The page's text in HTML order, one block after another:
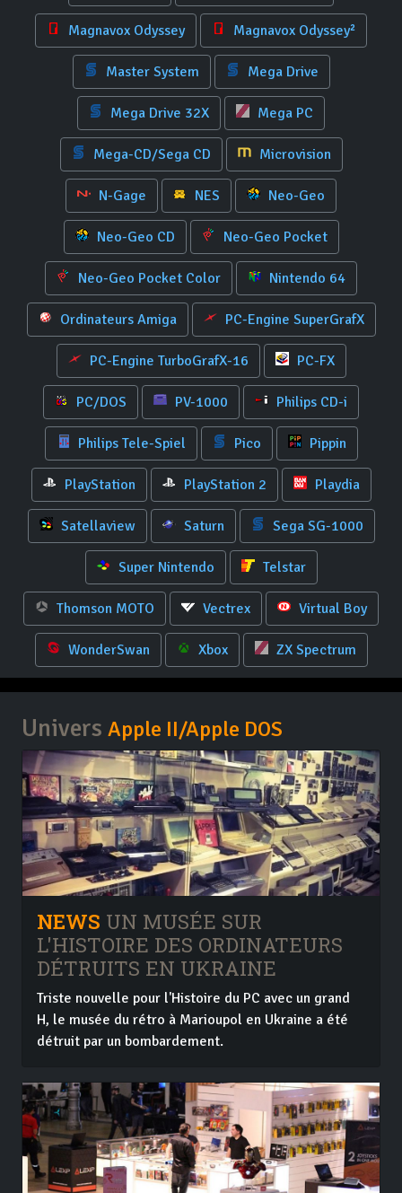
Magnavox Odyssey Magnavox Odyssey²
Master System Mega Drive
Mega Drive 32X Mega PC
Mega-CD/Sega CD Microvision
N-Gage NES Neo-Geo
Neo-Geo CD Neo-Geo Pocket
Neo-Geo Pocket Color Nintendo 64
Ordinateurs Amiga PC-Engine SuperGrafX
PC-Engine TurboGrafX-16 PC-FX
PC/DOS PV-1000 Philips CD-i
Philips Tele-Spiel Pico Pippin
PlayStation PlayStation 2 Playdia
Satellaview Saturn Sega SG-1000
Super Nintendo Telstar
Thomson MOTO Vectrex Virtual Boy
WonderSwan Xbox ZX Spectrum
Univers Apple II/Apple DOS
NEWS UN MUSÉE SUR
L'HISTOIRE DES ORDINATEURS
DÉTRUITS EN UKRAINE
Triste nouvelle pour l'Histoire du PC avec un grand
H, le musée du rétro à Marioupol en Ukraine a été
détruit par un bombardement.